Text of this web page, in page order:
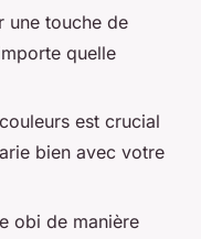
une touche de
quelle
est crucial
bien avec votre
obi de manière